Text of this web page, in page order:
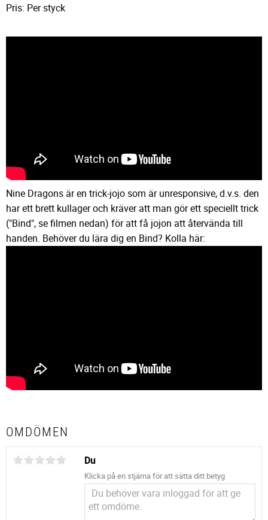
Pris: Per styck
Nine Dragons är en trick-jojo som är unresponsive, d.v.s. den
har ett brett kullager och kräver att man gör ett speciellt trick
("Bind", se filmen nedan) för att få jojon att återvända till
handen. Behöver du lära dig en Bind? Kolla här:
OMDÖMEN
Du
Klicka på en stjärna för att sätta ditt betyg